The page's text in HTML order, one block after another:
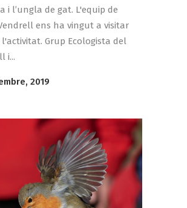
i l’ungla de gat. L'equip de
ens ha vingut a visitar
Grup Ecologista del
i...
2019